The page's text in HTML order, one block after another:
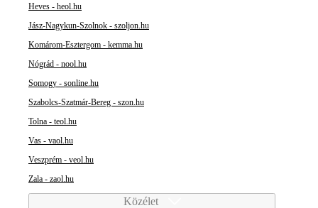
Heves - heol.hu
Jász-Nagykun-Szolnok - szoljon.hu
Komárom-Esztergom - kemma.hu
Nógrád - nool.hu
Somogy - sonline.hu
Szabolcs-Szatmár-Bereg - szon.hu
Tolna - teol.hu
Vas - vaol.hu
Veszprém - veol.hu
Zala - zaol.hu
Közélet